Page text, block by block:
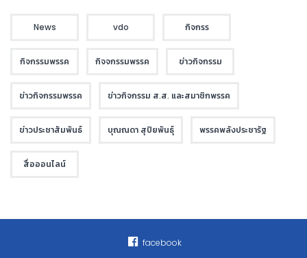
News vdo กิจกรร
กิจกรรมพรรค กิจจกรรมพรรค ข่าวกิจกรรม
ข่าวกิจกรรมพรรค ข่าวกิจกรรม ส.ส. และสมาชิกพรรค
ข่าวประชาสัมพันธ์ บุณณดา สุปิยพันธุ์ พรรคพลังประชารัฐ
สื่อออนไลน์
facebook